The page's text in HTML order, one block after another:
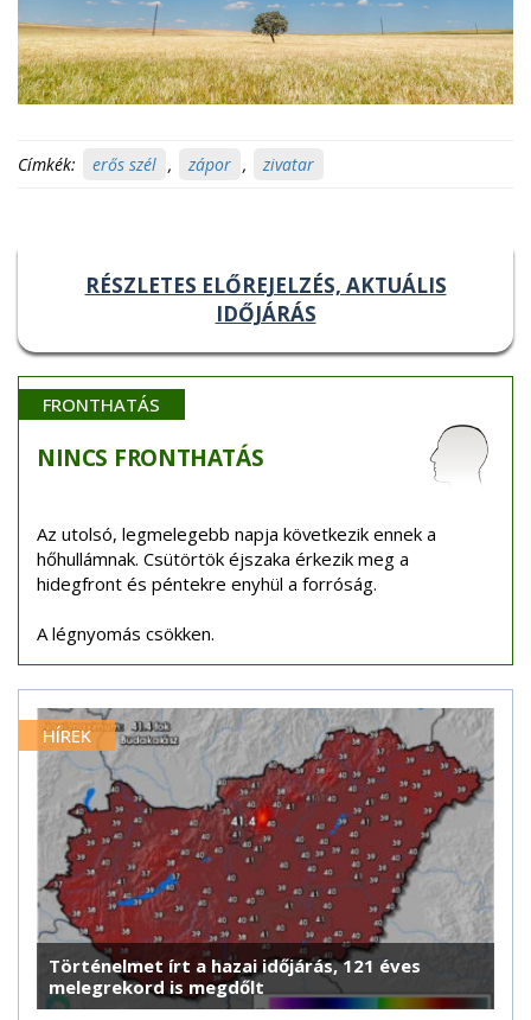
Címkék: erős szél , zápor , zivatar
RÉSZLETES ELŐREJELZÉS, AKTUÁLIS
IDŐJÁRÁS
FRONTHATÁS
NINCS FRONTHATÁS
Az utolsó, legmelegebb napja következik ennek a
hőhullámnak. Csütörtök éjszaka érkezik meg a
hidegfront és péntekre enyhül a forróság.
A légnyomás csökken.
HÍREK
Történelmet írt a hazai időjárás, 121 éves
melegrekord is megdőlt